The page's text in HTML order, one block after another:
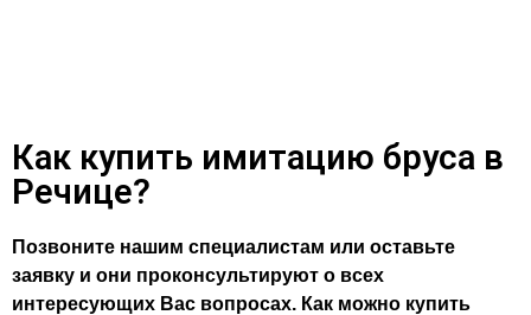
Как купить имитацию бруса в
Речице?
Позвоните нашим специалистам или оставьте
заявку и они проконсультируют о всех
интересующих Вас вопросах. Как можно купить